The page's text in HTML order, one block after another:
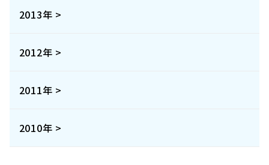
2013年 >
2012年 >
2011年 >
2010年 >